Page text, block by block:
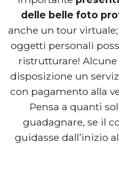
delle belle foto
anche un tour
oggetti personali
ristrutturare!
disposizione un
con pagamento alla
Pensa a quanti
guadagnare, se il
guidasse dall’inizio